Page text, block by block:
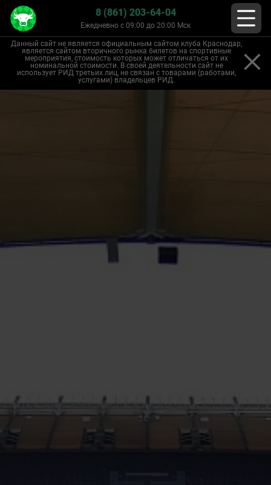
8 (861) 203-64-04
Ежедневно с 09:00 до 20:00 Мск
Данный сайт не является официальным сайтом клуба Краснодар,
является сайтом вторичного рынка билетов на спортивные
мероприятия, стоимость которых может отличаться от их
номинальной стоимости. В своей деятельности сайт не
использует РИД третьих лиц, не связан с товарами (работами,
услугами) владельцев РИД.